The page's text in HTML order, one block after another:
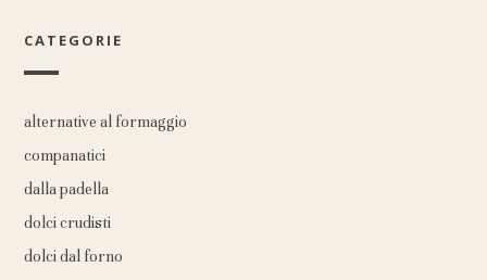
CATEGORIE
alternative al formaggio
companatici
dalla padella
dolci crudisti
dolci dal forno